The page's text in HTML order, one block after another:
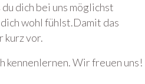
dich bei uns möglichst
wohl fühlst.Damit das
kurz vor.
kennenlernen. Wir freuen uns!